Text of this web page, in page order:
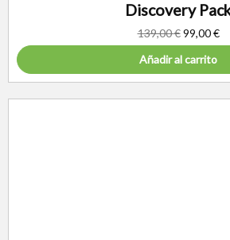
Discovery
139,00€ 99,00€
Añadir al carrito